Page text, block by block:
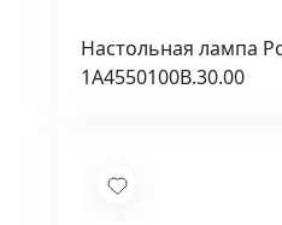
Настольная лампа
1A4550100B.30.00